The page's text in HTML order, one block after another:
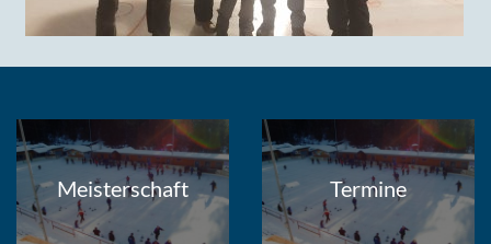
Meisterschaft Termine